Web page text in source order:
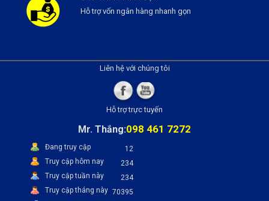
Hỗ trợ vốn ngân hàng nhanh gọn
Liên hệ với chúng tôi
Hỗ trợ trực tuyến
Mr. Thắng:098 461 7272
Đang truy cập
12
Truy cập hôm nay
234
Truy cập tuần này
234
Truy cập tháng này 70395